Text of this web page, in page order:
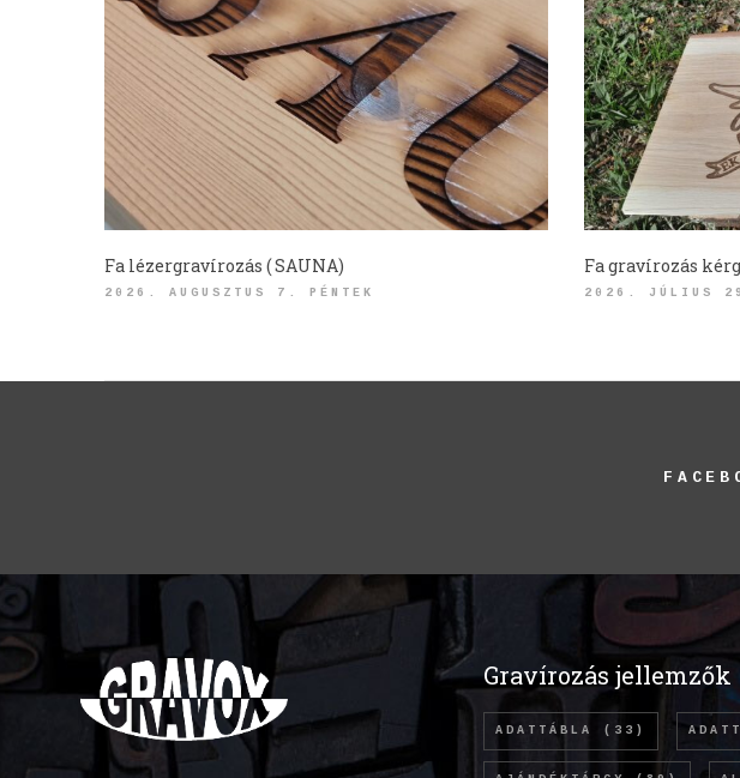
Fa lézergravírozás ( SAUNA)
2026. AUGUSZTUS 7. PÉNTEK
Fa gravírozás
2026. JÚLIUS
Gravírozás jellemzők
ADATTÁBLA (33)